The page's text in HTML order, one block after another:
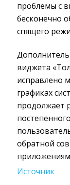
проблемы с
бесконечно
спящего
виджета
исправлено
графиках
продолжает
обратной
Источник